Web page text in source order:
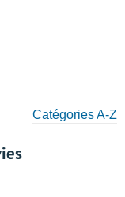
Catégories A-Z